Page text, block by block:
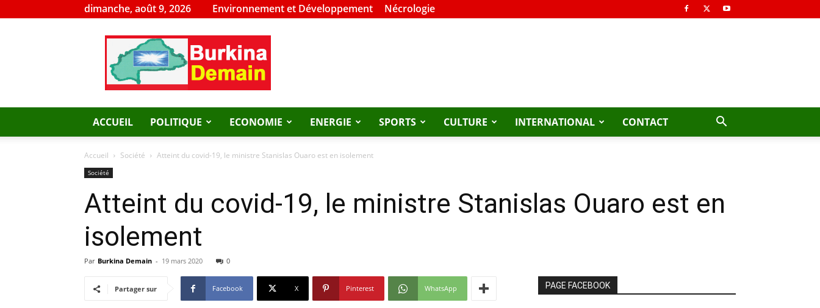
dimanche, août 9, 2026 Environnement et Développement Nécrologie
Burkina
Demain
ACCUEIL POLITIQUE ECONOMIE ENERGIE SPORTS CULTURE INTERNATIONAL CONTACT
Accueil Société Atteint du covid-19, le ministre Stanislas Ouaro est en isolement
Société
Atteint du covid-19, le ministre Stanislas Ouaro est en
isolement
Par Burkina Demain - 19 mars 2020 0
Partager sur Facebook X Pinterest WhatsApp PAGE FACEBOOK